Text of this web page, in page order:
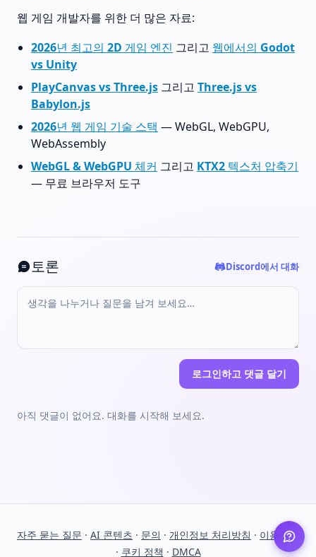
웹 게임 개발자를 위한 더 많은 자료:
2026년 최고의 2D 게임 엔진 그리고 웹에서의 Godot
vs Unity
PlayCanvas vs Three.js 그리고 Three.js vs
Babylon.js
2026년 웹 게임 기술 스택 — WebGL, WebGPU,
WebAssembly
WebGL & WebGPU 체커 그리고 KTX2 텍스처 압축기
— 무료 브라우저 도구
토론 Discord에서 대화
로그인하고 댓글 달기
아직 댓글이 없어요. 대화를 시작해 보세요.
자주 묻는 질문 · AI 콘텐츠 · 문의 · 개인정보 처리방침 · 이용약관
· 쿠키 정책 · DMCA